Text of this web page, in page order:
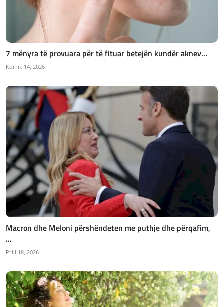
7 mënyra të provuara për të fituar betejën kundër aknev...
Korrik 14, 2026
Macron dhe Meloni përshëndeten me puthje dhe përqafim,
...
Prill 18, 2026